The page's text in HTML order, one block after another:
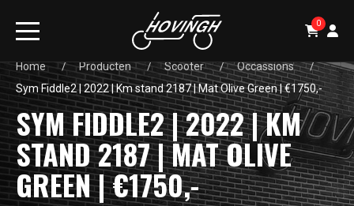
0
Home Producten Scooter
Occassions
Sym Fiddle2 | 2022 | Km stand 2187 | Mat Olive Green | €1750,-
SYM FIDDLE2 | 2022 | KM
STAND 2187 | MAT OLIVE
GREEN | €1750,-